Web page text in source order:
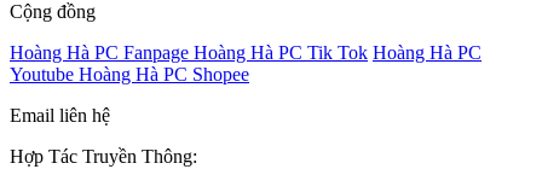
Cộng đồng
Hoàng Hà PC Fanpage Hoàng Hà PC Tik Tok Hoàng Hà PC
Youtube Hoàng Hà PC Shopee
Email liên hệ
Hợp Tác Truyền Thông: